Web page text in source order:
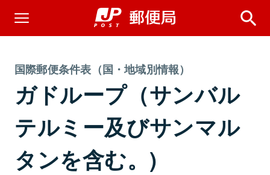
国際郵便条件表（国・地域別情報）
ガドループ（サンバル
テルミー及びサンマル
タンを含む。)